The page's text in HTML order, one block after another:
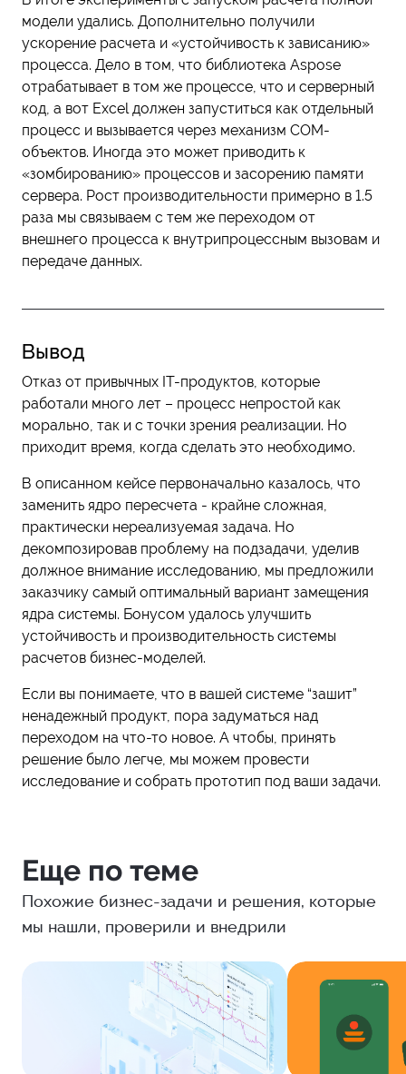
модели удались. Дополнительно получили
ускорение расчета и «устойчивость к зависанию»
процесса. Дело в том, что библиотека Aspose
отрабатывает в том же процессе, что и серверный
код, а вот Excel должен запуститься как отдельный
процесс и вызывается через механизм COM-
объектов. Иногда это может приводить к
«зомбированию» процессов и засорению памяти
сервера. Рост производительности примерно в 1.5
раза мы связываем с тем же переходом от
внешнего процесса к внутрипроцессным вызовам и
передаче данных.
Вывод
Отказ от привычных IT-продуктов, которые
работали много лет – процесс непростой как
морально, так и с точки зрения реализации. Но
приходит время, когда сделать это необходимо.
В описанном кейсе первоначально казалось, что
заменить ядро пересчета - крайне сложная,
практически нереализуемая задача. Но
декомпозировав проблему на подзадачи, уделив
должное внимание исследованию, мы предложили
заказчику самый оптимальный вариант замещения
ядра системы. Бонусом удалось улучшить
устойчивость и производительность системы
расчетов бизнес-моделей.
Если вы понимаете, что в вашей системе “зашит”
ненадежный продукт, пора задуматься над
переходом на что-то новое. А чтобы, принять
решение было легче, мы можем провести
исследование и собрать прототип под ваши задачи.
Еще по теме
Похожие бизнес-задачи и решения, которые
мы нашли, проверили и внедрили